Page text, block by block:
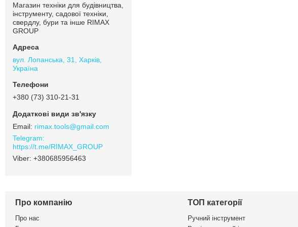
Магазин техніки для будівництва,
інструменту, садової техніки,
свердлу, бури та інше RIMAX
GROUP
вул. Лопанська, 31, Харків,
Україна
+380 (73) 310-21-31
rimax.tools@gmail.com
https://t.me/RIMAX_GROUP
+380685956463
Про компанію
Про нас
ТОП категорії
Ручний інструмент